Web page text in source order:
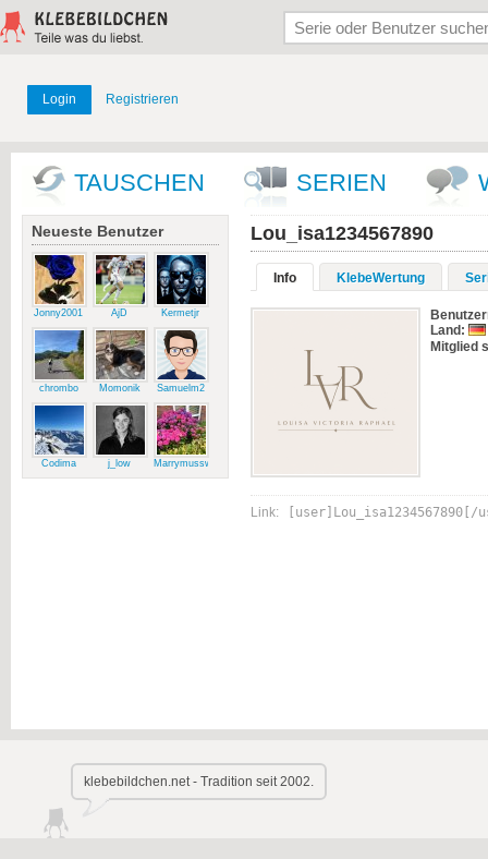
Login Registrieren
TAUSCHEN SERIEN
Neueste Benutzer
Jonny2001 AjD Kermetjr
chrombo Momonik Samuelm2
Codima j_low Marrymussweg
Lou_isa1234567890
Info KlebeWertung
Land:
Mitglied
Link: [user]Lou_isa1234567890[/
klebebildchen.net - Tradition seit 2002.